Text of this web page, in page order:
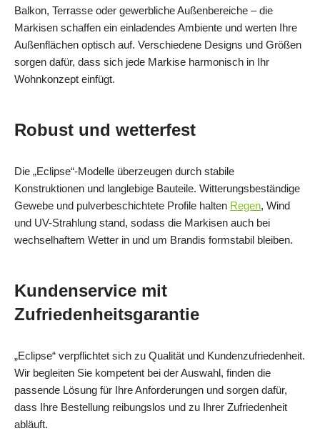
Balkon, Terrasse oder gewerbliche Außenbereiche – die
Markisen schaffen ein einladendes Ambiente und werten Ihre
Außenflächen optisch auf. Verschiedene Designs und Größen
sorgen dafür, dass sich jede Markise harmonisch in Ihr
Wohnkonzept einfügt.
Robust und wetterfest
Die „Eclipse“-Modelle überzeugen durch stabile
Konstruktionen und langlebige Bauteile. Witterungsbeständige
Gewebe und pulverbeschichtete Profile halten Regen, Wind
und UV-Strahlung stand, sodass die Markisen auch bei
wechselhaftem Wetter in und um Brandis formstabil bleiben.
Kundenservice mit
Zufriedenheitsgarantie
„Eclipse“ verpflichtet sich zu Qualität und Kundenzufriedenheit.
Wir begleiten Sie kompetent bei der Auswahl, finden die
passende Lösung für Ihre Anforderungen und sorgen dafür,
dass Ihre Bestellung reibungslos und zu Ihrer Zufriedenheit
abläuft.